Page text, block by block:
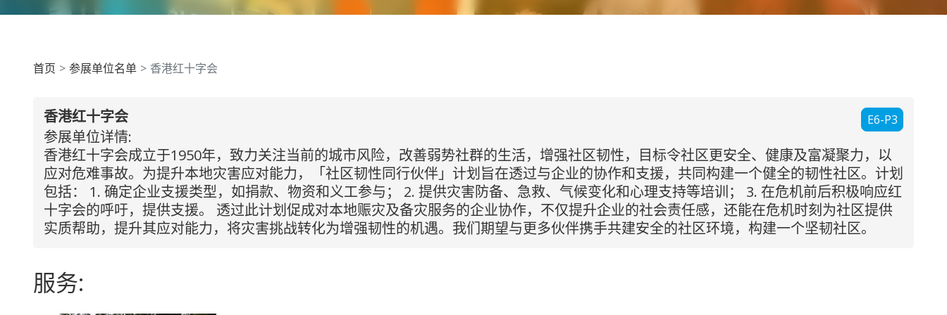
首页 参展单位名单 香港红十字会
E6-P3
香港红十字会
参展单位详情:
香港红十字会成立于1950年，致力关注当前的城市风险，改善弱势社群的生活，增强社区韧性，目标令社区更安全、健康及富凝聚力，以
应对危难事故。为提升本地灾害应对能力，「社区韧性同行伙伴」计划旨在透过与企业的协作和支援，共同构建一个健全的韧性社区。计划
包括： 1. 确定企业支援类型，如捐款、物资和义工参与； 2. 提供灾害防备、急救、气候变化和心理支持等培训； 3. 在危机前后积极响应红
十字会的呼吁，提供支援。 透过此计划促成对本地赈灾及备灾服务的企业协作，不仅提升企业的社会责任感，还能在危机时刻为社区提供
实质帮助，提升其应对能力，将灾害挑战转化为增强韧性的机遇。我们期望与更多伙伴携手共建安全的社区环境，构建一个坚韧社区。
服务: